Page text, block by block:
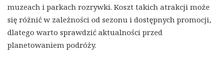
muzeach i parkach rozrywki. Koszt takich atrakcji może
się różnić w zależności od sezonu i dostępnych promocji,
dlatego warto sprawdzić aktualności przed
planetowaniem podróży.